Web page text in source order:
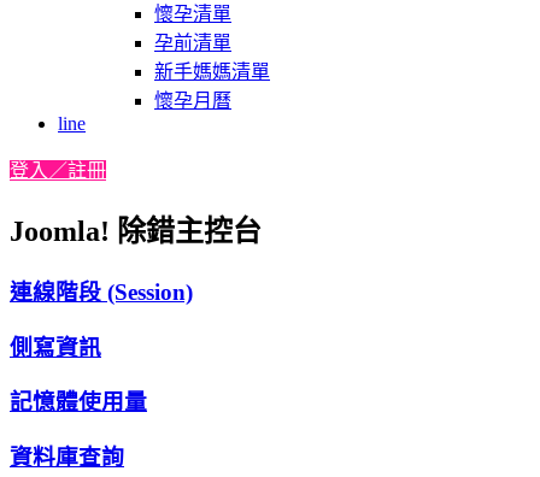
懷孕清單
孕前清單
新手媽媽清單
懷孕月曆
line
登入／註冊
Joomla! 除錯主控台
連線階段 (Session)
側寫資訊
記憶體使用量
資料庫查詢